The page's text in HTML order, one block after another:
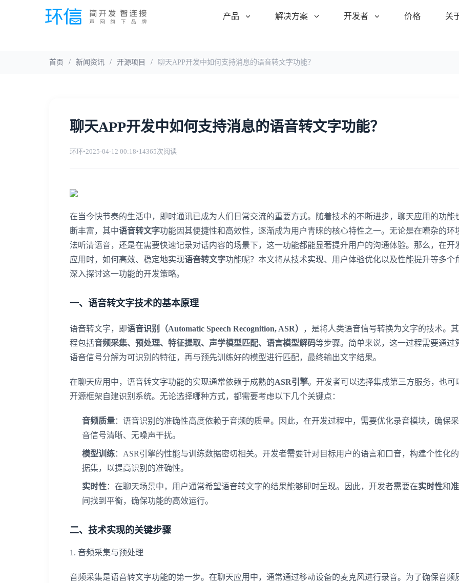
产品 解决方案 开发者 价格 关
首页 / 新闻资讯 / 开源项目 / 聊天APP开发中如何支持消息的语音转文字功能？
聊天APP开发中如何支持消息的语音转文字功能？
环环•2025-04-12 00:18•14365次阅读
在当今快节奏的生活中，即时通讯已成为人们日常交流的重要方式。随着技术的不断进步，聊天应用的功能
断丰富，其中语音转文字功能因其便捷性和高效性，逐渐成为用户青睐的核心特性之一。无论是在嘈杂的环
法听清语音，还是在需要快速记录对话内容的场景下，这一功能都能显著提升用户的沟通体验。那么，在开
应用时，如何高效、稳定地实现语音转文字功能呢？本文将从技术实现、用户体验优化以及性能提升等多个
深入探讨这一功能的开发策略。
一、语音转文字技术的基本原理
语音转文字，即语音识别（Automatic Speech Recognition, ASR）
，是将人类语音信号转换为文字的技术。
程包括音频采集、预处理、特征提取、声学模型匹配、语言模型解码等步骤。简单来说，这一过程需要通过
语音信号分解为可识别的特征，再与预先训练好的模型进行匹配，最终输出文字结果。
在聊天应用中，语音转文字功能的实现通常依赖于成熟的ASR引擎。开发者可以选择集成第三方服务，也可
开源框架自建识别系统。无论选择哪种方式，都需要考虑以下几个关键点：
音频质量：语音识别的准确性高度依赖于音频的质量。因此，在开发过程中，需要优化录音模块，确保
音信号清晰、无噪声干扰。
模型训练：ASR引擎的性能与训练数据密切相关。开发者需要针对目标用户的语言和口音，构建个性化
据集，以提高识别的准确性。
实时性：在聊天场景中，用户通常希望语音转文字的结果能够即时呈现。因此，开发者需要在实时性和
间找到平衡，确保功能的高效运行。
二、技术实现的关键步骤
1. 音频采集与预处理
音频采集是语音转文字功能的第一步。在聊天应用中，通常通过移动设备的麦克风进行录音。为了确保音频